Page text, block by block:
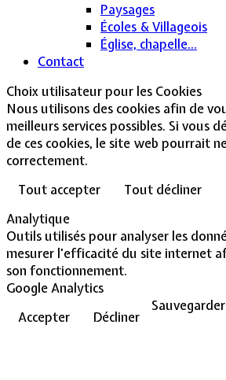
Paysages
Écoles & Villageois
Église, chapelle...
Contact
Choix utilisateur pour les Cookies
Nous utilisons des cookies afin de
meilleurs services possibles. Si vous
de ces cookies, le site web pourrait
correctement.
Tout accepter
Tout décliner
Analytique
Outils utilisés pour analyser les
mesurer l'efficacité du site internet
son fonctionnement.
Google Analytics
Accepter
Décliner
Sauvegarder